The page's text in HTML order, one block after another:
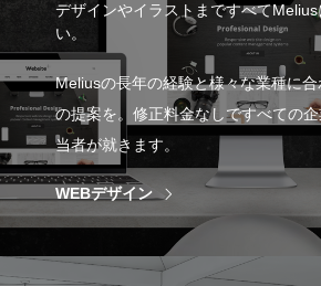
デザインやイラストまですべて
い。
Meliusの長年の経験と様々な業種に
の提案を。修正料金なしですべての
当者が就きます。
WEBデザイン